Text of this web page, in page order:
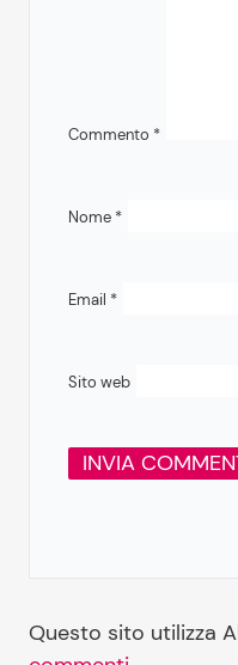
Commento *
Nome *
Email *
Sito web
Questo sito utilizza